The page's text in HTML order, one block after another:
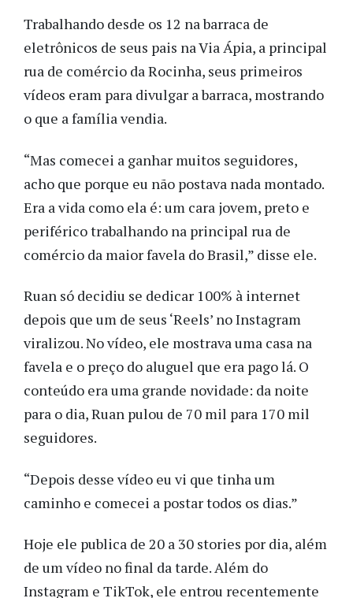
Trabalhando desde os 12 na barraca de
eletrônicos de seus pais na Via Ápia, a principal
rua de comércio da Rocinha, seus primeiros
vídeos eram para divulgar a barraca, mostrando
o que a família vendia.
“Mas comecei a ganhar muitos seguidores,
acho que porque eu não postava nada montado.
Era a vida como ela é: um cara jovem, preto e
periférico trabalhando na principal rua de
comércio da maior favela do Brasil,” disse ele.
Ruan só decidiu se dedicar 100% à internet
depois que um de seus ‘Reels’ no Instagram
viralizou. No vídeo, ele mostrava uma casa na
favela e o preço do aluguel que era pago lá. O
conteúdo era uma grande novidade: da noite
para o dia, Ruan pulou de 70 mil para 170 mil
seguidores.
“Depois desse vídeo eu vi que tinha um
caminho e comecei a postar todos os dias.”
Hoje ele publica de 20 a 30 stories por dia, além
de um vídeo no final da tarde. Além do
Instagram e TikTok, ele entrou recentemente